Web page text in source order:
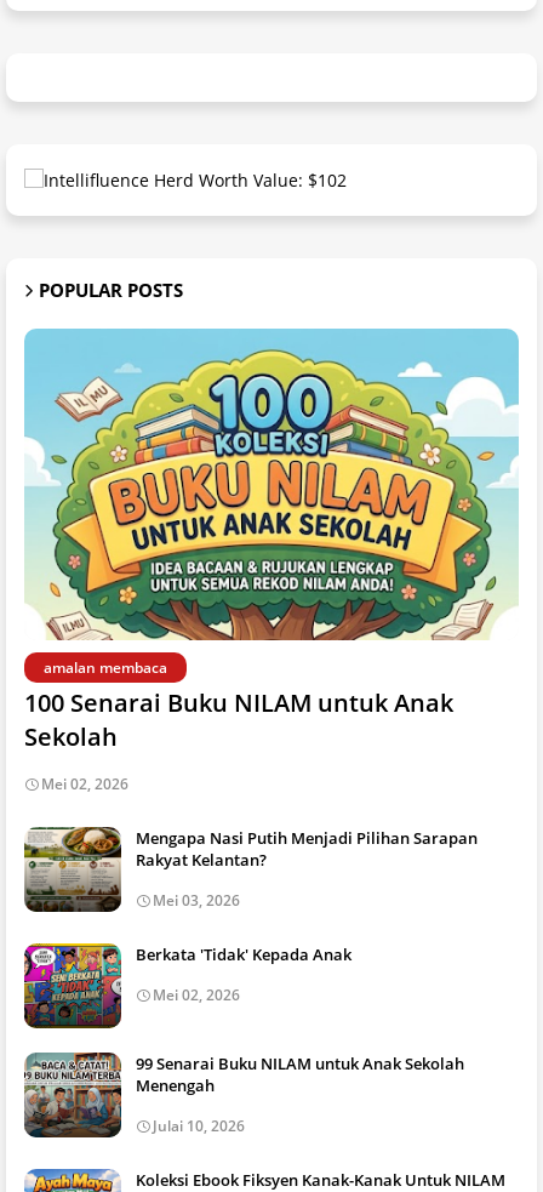
POPULAR POSTS
amalan membaca
100 Senarai Buku NILAM untuk Anak
Sekolah
Mei 02, 2026
Mengapa Nasi Putih Menjadi Pilihan Sarapan
Rakyat Kelantan?
Mei 03, 2026
Berkata 'Tidak' Kepada Anak
Mei 02, 2026
99 Senarai Buku NILAM untuk Anak Sekolah
Menengah
Julai 10, 2026
Koleksi Ebook Fiksyen Kanak-Kanak Untuk NILAM